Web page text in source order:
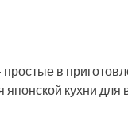
в
кухни для